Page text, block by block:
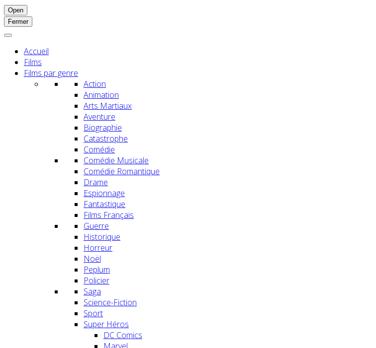
Open
Fermer
Accueil
Films
Films par genre
Action
Animation
Arts Martiaux
Aventure
Biographie
Catastrophe
Comédie
Comédie Musicale
Comédie Romantique
Drame
Espionnage
Fantastique
Films Français
Guerre
Historique
Horreur
Noël
Peplum
Policier
Saga
Science-Fiction
Sport
Super Héros
DC Comics